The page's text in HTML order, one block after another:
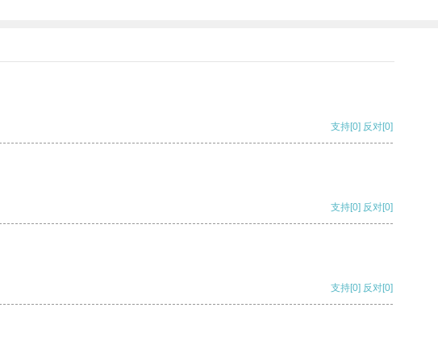
支持[0] 反对[0]
支持[0] 反对[0]
支持[0] 反对[0]